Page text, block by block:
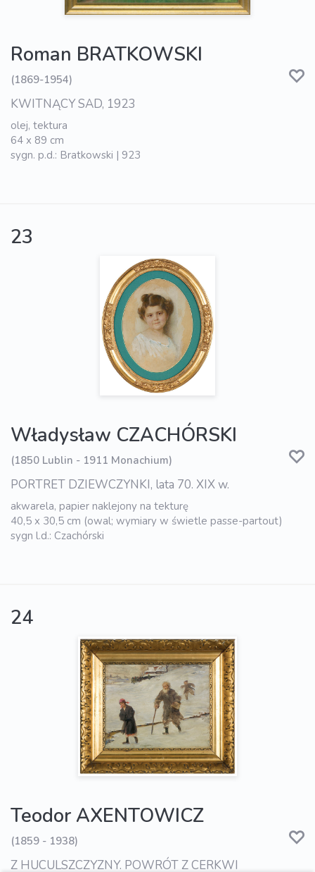
Roman BRATKOWSKI
(1869-1954)
KWITNĄCY SAD, 1923
olej, tektura
64 x 89 cm
sygn. p.d.: Bratkowski | 923
23
Władysław CZACHÓRSKI
(1850 Lublin - 1911 Monachium)
PORTRET DZIEWCZYNKI, lata 70. XIX w.
akwarela, papier naklejony na tekturę
40,5 x 30,5 cm (owal; wymiary w świetle passe-partout)
sygn l.d.: Czachórski
24
Teodor AXENTOWICZ
(1859 - 1938)
Z HUCULSZCZYZNY. POWRÓT Z CERKWI